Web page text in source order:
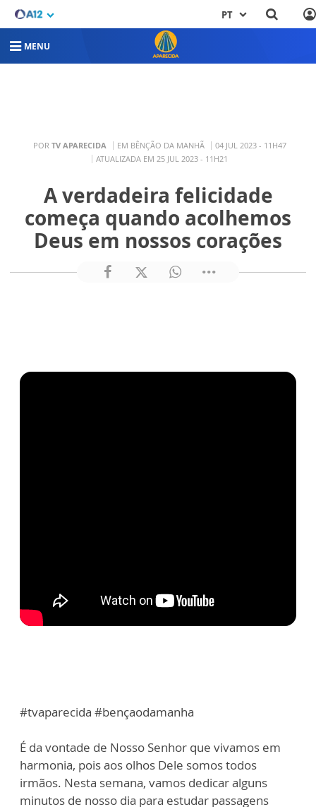
PT
MENU
POR TV APARECIDA EM BÊNÇÃO DA MANHÃ
04 JUL 2023 - 11H47
ATUALIZADA EM 25 JUL 2023 - 11H21
A verdadeira felicidade
começa quando acolhemos
Deus em nossos corações
#tvaparecida #bençaodamanha
É da vontade de Nosso Senhor que vivamos em
harmonia, pois aos olhos Dele somos todos
irmãos. Nesta semana, vamos dedicar alguns
minutos de nosso dia para estudar passagens